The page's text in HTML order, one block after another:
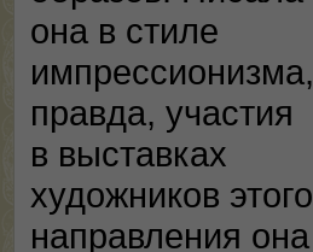
она в стиле
импрессионизма,
правда, участия
в выставках
художников этого
направления она